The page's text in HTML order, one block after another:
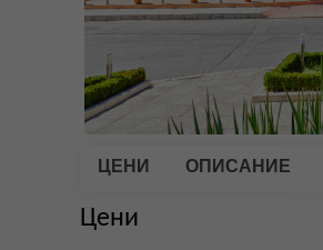
ЦЕНИ ОПИСАНИЕ
Цени